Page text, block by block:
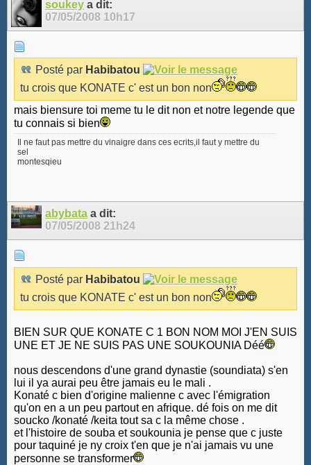
soukey a dit:
07/05/2008 10h17
Posté par Habibatou
tu crois que KONATE c' est un bon non
mais biensure toi meme tu le dit non et notre legende que
tu connais si bien
Il ne faut pas mettre du vinaigre dans ces ecrits,il faut y mettre du
sel
montesqieu
abybata a dit:
07/05/2008 21h24
Posté par Habibatou
tu crois que KONATE c' est un bon non
BIEN SUR QUE KONATE C 1 BON NOM MOI J'EN SUIS
UNE ET JE NE SUIS PAS UNE SOUKOUNIA Déé
nous descendons d'une grand dynastie (soundiata) s'en
lui il ya aurai peu être jamais eu le mali .
Konaté c bien d'origine malienne c avec l'émigration
qu'on en a un peu partout en afrique. dé fois on me dit
soucko /konaté /keita tout sa c la même chose .
et l'histoire de souba et soukounia je pense que c juste
pour taquiné je ny croix t'en que je n'ai jamais vu une
personne se transformer